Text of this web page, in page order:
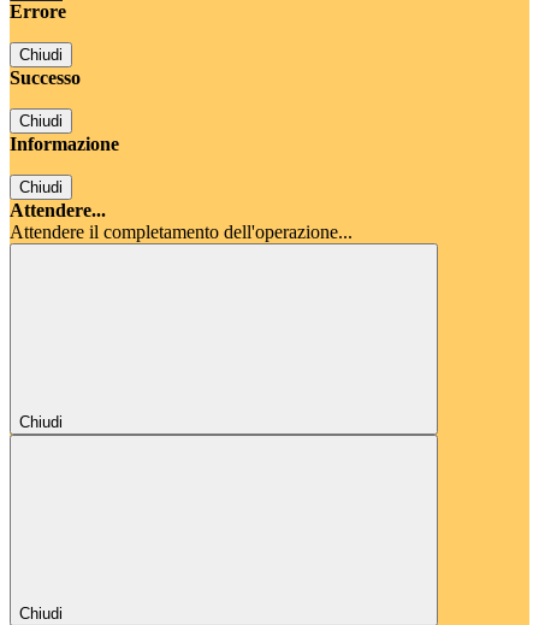
Errore
Chiudi
Successo
Chiudi
Informazione
Chiudi
Attendere...
Attendere il completamento dell'operazione...
Chiudi
Chiudi